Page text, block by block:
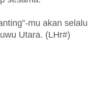
mu akan selalu
Utara. (LHr#)